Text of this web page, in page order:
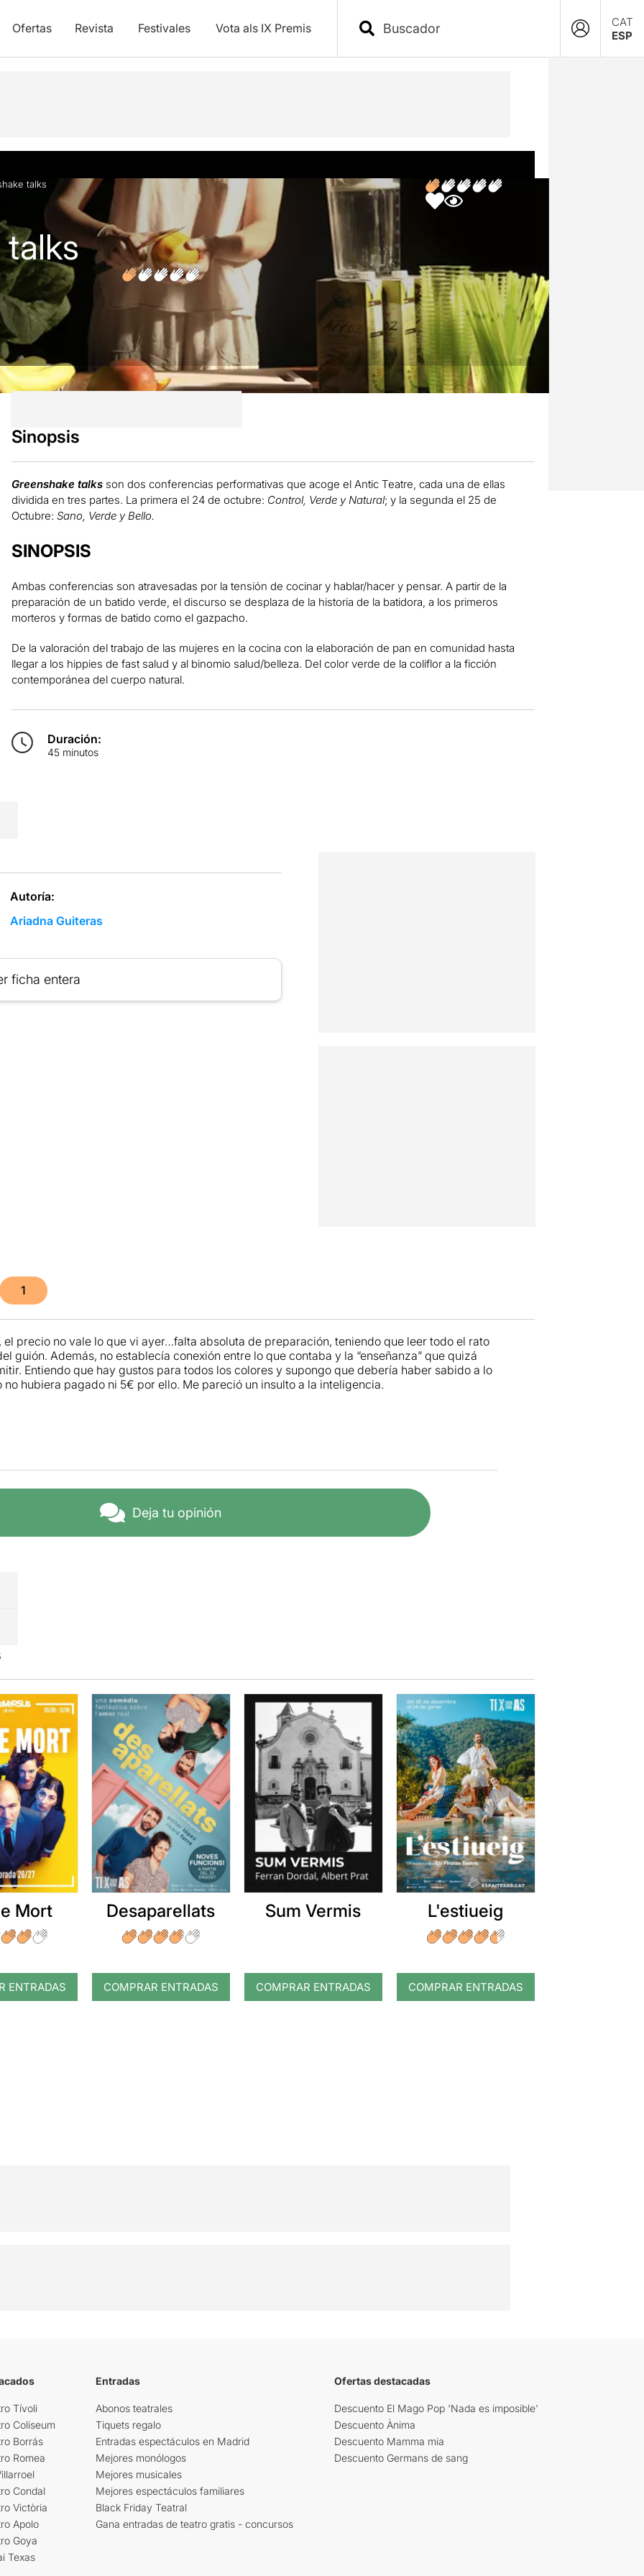
Ofertas Revista Festivales Vota als IX Premis
CAT
ESP
talks
talks
Sinopsis
Greenshake talks son dos conferencias performativas que acoge el Antic Teatre, cada una de ellas
dividida en tres partes. La primera el 24 de octubre: Control, Verde y Natural; y la segunda el 25 de
Octubre: Sano, Verde y Bello.
SINOPSIS
Ambas conferencias son atravesadas por la tensión de cocinar y hablar/hacer y pensar. A partir de la
preparación de un batido verde , el discurso se desplaza de la historia de la batidora, a los primeros
morteros y formas de batido como el gazpacho.
De la valoración del trabajo de las mujeres en la cocina con la elaboración de pan en comunidad hasta
llegar a los hippies de fast salud y al binomio salud/belleza. Del color verde de la coliflor a la ficción
contemporánea del cuerpo natural.
Duración:
45 minutos
Autoría:
Ariadna Guiteras
ficha entera
1
el precio no vale lo que vi ayer…falta absoluta de preparación, teniendo que leer todo el rato
guión. Además, no establecía conexión entre lo que contaba y la “enseñanza” que quizá
Entiendo que hay gustos para todos los colores y supongo que debería haber sabido a lo
no hubiera pagado ni 5€ por ello. Me pareció un insulto a la inteligencia.
Deja tu opinión
Mort
ENTRADAS
Desaparellats
COMPRAR ENTRADAS
Sum Vermis
COMPRAR ENTRADAS
L'estiueig
COMPRAR ENTRADAS
Tívoli
Coliseum
Borrás
Romea
Condal
Victòria
Apolo
Goya
Texas
Entradas
Abonos teatrales
Tiquets regalo
Entradas espectáculos en Madrid
Mejores monólogos
Mejores musicales
Mejores espectáculos familiares
Black Friday Teatral
Gana entradas de teatro gratis - concursos
Ofertas destacadas
Descuento El Mago Pop 'Nada es imposible'
Descuento Ànima
Descuento Mamma mia
Descuento Germans de sang